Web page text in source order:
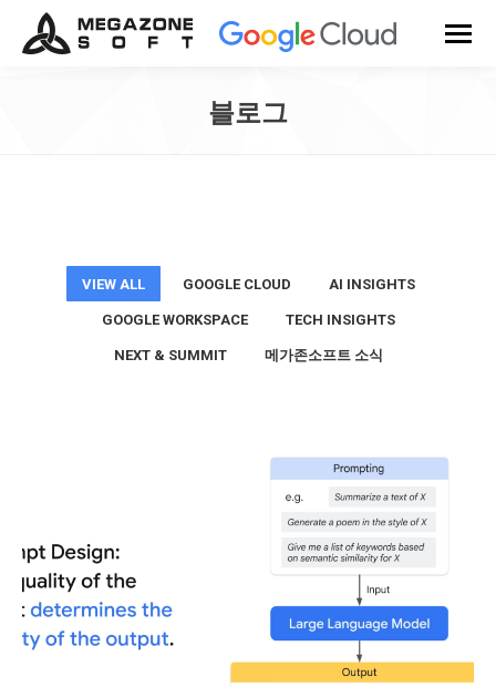
블로그
VIEW ALL GOOGLE CLOUD AI INSIGHTS
GOOGLE WORKSPACE TECH INSIGHTS
NEXT & SUMMIT 메가존소프트 소식